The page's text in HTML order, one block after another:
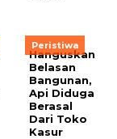
Peristiwa
Hanguskan
Belasan
Bangunan,
Api Diduga
Berasal
Dari Toko
Kasur